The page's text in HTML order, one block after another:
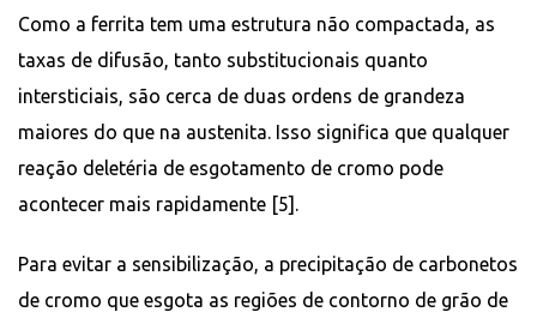
Como a ferrita tem uma estrutura não compactada, as
taxas de difusão, tanto substitucionais quanto
intersticiais, são cerca de duas ordens de grandeza
maiores do que na austenita. Isso significa que qualquer
reação deletéria de esgotamento de cromo pode
acontecer mais rapidamente [5].
Para evitar a sensibilização, a precipitação de carbonetos
de cromo que esgota as regiões de contorno de grão de